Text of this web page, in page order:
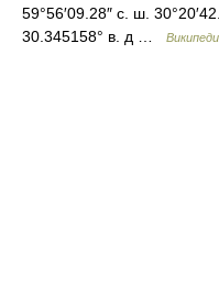
59°56′09.28″ с. ш.
30.345158° в. д …